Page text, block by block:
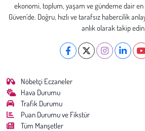
ekonomi, toplum, yaşam ve gündeme dair
Güven’de. Doğru, hızlı ve tarafsız habercilik
anlık olarak takip edin.
Nöbetçi Eczaneler
Hava Durumu
Trafik Durumu
Puan Durumu ve Fikstür
Tüm Manşetler